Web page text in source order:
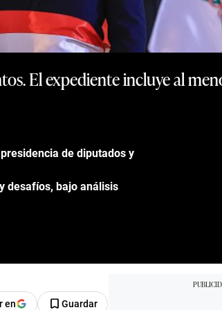
El expediente incluye al
de diputados y
desafíos, bajo análisis
en Guardar